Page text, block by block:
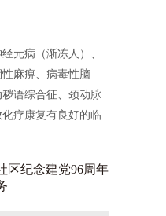
元病（渐冻人）、
麻痹、病毒性脑
语综合征、颈动脉
疗康复有良好的临
区纪念建党96周年